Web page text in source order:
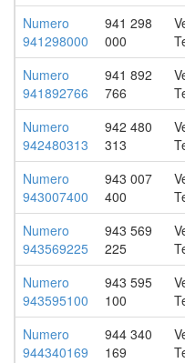
Numero
941298000
941 298
000
Numero
941892766
941 892
766
Numero
942480313
942 480
313
Numero
943007400
943 007
400
Numero
943569225
943 569
225
Numero
943595100
943 595
100
Numero
944340169
944 340
169